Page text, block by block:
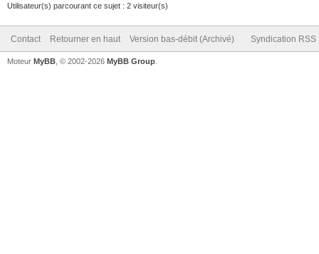
Utilisateur(s) parcourant ce sujet : 2 visiteur(s)
Contact Retourner en haut Version bas-débit (Archivé) Syndication RSS
Moteur MyBB , © 2002-2026 MyBB Group